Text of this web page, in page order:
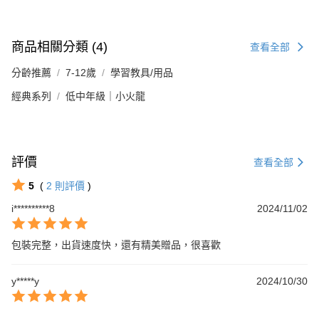
商品相關分類 (4) 查看全部
分齡推薦 7-12歲 學習教具/用品
經典系列 低中年級｜小火龍
評價 查看全部
5 ( 2 則評價 )
i**********8
2024/11/02
包裝完整，出貨速度快，還有精美贈品，很喜歡
y*****y 2024/10/30